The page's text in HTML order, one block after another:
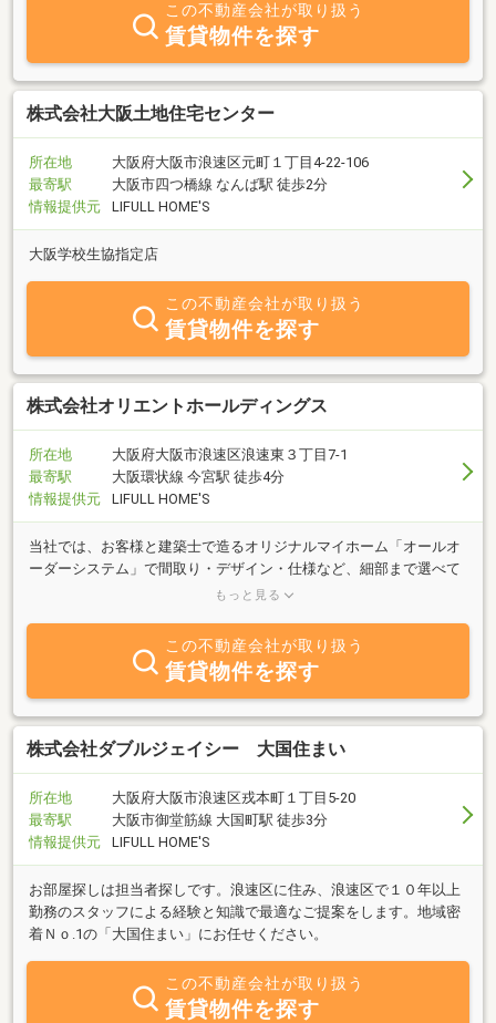
この不動産会社が取り扱う
賃貸物件を探す
株式会社大阪土地住宅センター
所在地
大阪府大阪市浪速区元町１丁目4-22-106
最寄駅
大阪市四つ橋線 なんば駅 徒歩2分
情報提供元
LIFULL HOME'S
大阪学校生協指定店
この不動産会社が取り扱う
賃貸物件を探す
株式会社オリエントホールディングス
所在地
大阪府大阪市浪速区浪速東３丁目7-1
最寄駅
大阪環状線 今宮駅 徒歩4分
情報提供元
LIFULL HOME'S
当社では、お客様と建築士で造るオリジナルマイホーム「オールオ
ーダーシステム」で間取り・デザイン・仕様など、細部まで選べて
こだわりと納得の出来る家を実現。専門のスタッフが迅速・丁寧に
もっと見る
この不動産会社が取り扱う
賃貸物件を探す
株式会社ダブルジェイシー 大国住まい
所在地
大阪府大阪市浪速区戎本町１丁目5-20
最寄駅
大阪市御堂筋線 大国町駅 徒歩3分
情報提供元
LIFULL HOME'S
お部屋探しは担当者探しです。浪速区に住み、浪速区で１０年以上
勤務のスタッフによる経験と知識で最適なご提案をします。地域密
着Ｎｏ.1の「大国住まい」にお任せください。
この不動産会社が取り扱う
賃貸物件を探す